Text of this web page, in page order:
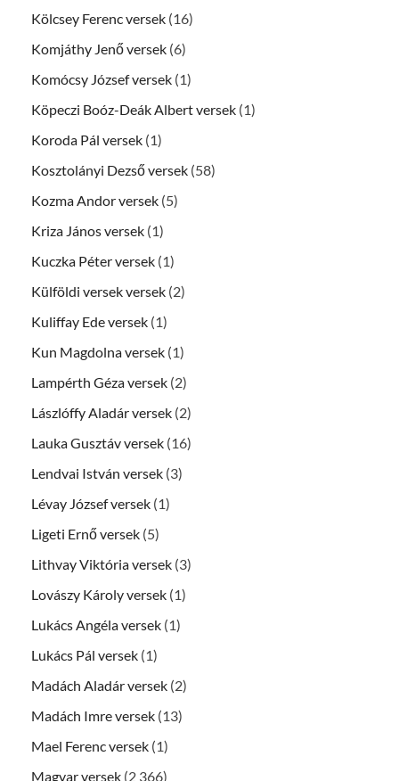
Kölcsey Ferenc versek (16)
Komjáthy Jenő versek (6)
Komócsy József versek (1)
Köpeczi Boóz-Deák Albert versek (1)
Koroda Pál versek (1)
Kosztolányi Dezső versek (58)
Kozma Andor versek (5)
Kriza János versek (1)
Kuczka Péter versek (1)
Külföldi versek versek (2)
Kuliffay Ede versek (1)
Kun Magdolna versek (1)
Lampérth Géza versek (2)
Lászlóffy Aladár versek (2)
Lauka Gusztáv versek (16)
Lendvai István versek (3)
Lévay József versek (1)
Ligeti Ernő versek (5)
Lithvay Viktória versek (3)
Lovászy Károly versek (1)
Lukács Angéla versek (1)
Lukács Pál versek (1)
Madách Aladár versek (2)
Madách Imre versek (13)
Mael Ferenc versek (1)
Magyar versek (2 366)